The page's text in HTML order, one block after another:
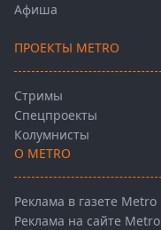
Афиша
ПРОЕКТЫ METRO
Стримы
Спецпроекты
Колумнисты
О METRO
Реклама в газете Metro
Реклама на сайте Metro